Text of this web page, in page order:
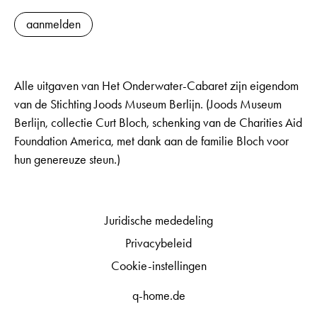
aanmelden
Alle uitgaven van Het Onderwater-Cabaret zijn eigendom
van de Stichting Joods Museum Berlijn. (Joods Museum
Berlijn, collectie Curt Bloch, schenking van de Charities Aid
Foundation America, met dank aan de familie Bloch voor
hun genereuze steun.)
q-home.de
Juridische mededeling
Privacybeleid
Cookie-instellingen